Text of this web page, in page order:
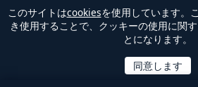
このサイトはcookiesを使用しています。
き使用することで、クッキーの使用に関
とになります。